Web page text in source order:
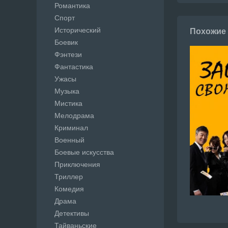
Похожие
Романтика
Спорт
Исторический
Боевик
Фэнтези
Фантастика
Ужасы
Музыка
Мистика
Мелодрама
Криминал
Военный
Боевые искусства
Приключения
Триллер
Комедия
Драма
Детективы
Тайваньские